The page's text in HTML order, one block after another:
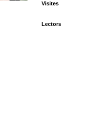
Visites
Lectors